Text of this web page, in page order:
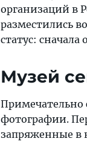
организаций в
разместились
статус:
Музей
Примечательно
фотографии.
запряженные в